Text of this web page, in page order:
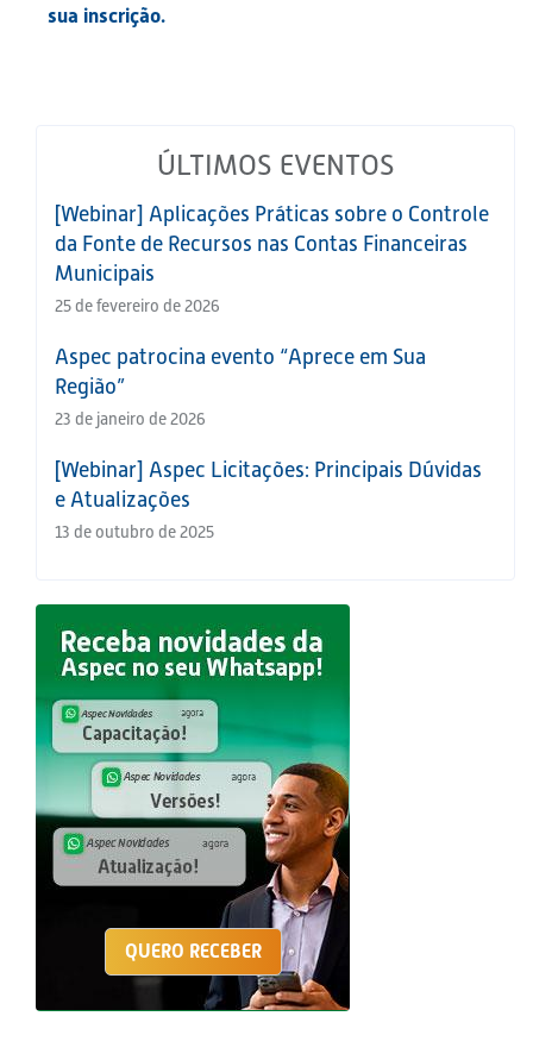
sua inscrição.
ÚLTIMOS EVENTOS
[Webinar] Aplicações Práticas sobre o Controle
da Fonte de Recursos nas Contas Financeiras
Municipais
25 de fevereiro de 2026
Aspec patrocina evento “Aprece em Sua
Região”
23 de janeiro de 2026
[Webinar] Aspec Licitações: Principais Dúvidas
e Atualizações
13 de outubro de 2025
QUERO RECEBER